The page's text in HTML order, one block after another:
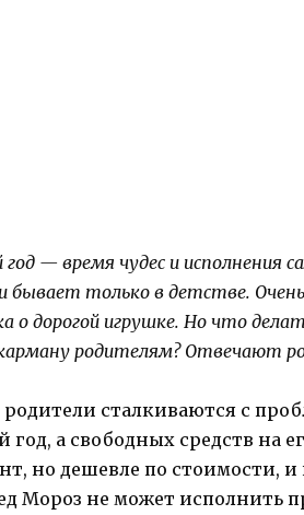
— время чудес и исполнения
бывает только в детстве.
о дорогой игрушке. Но что
родителям? Отвечают
родители сталкиваются с
год, а свободных средств на
но дешевле по стоимости,
Мороз не может исполнить